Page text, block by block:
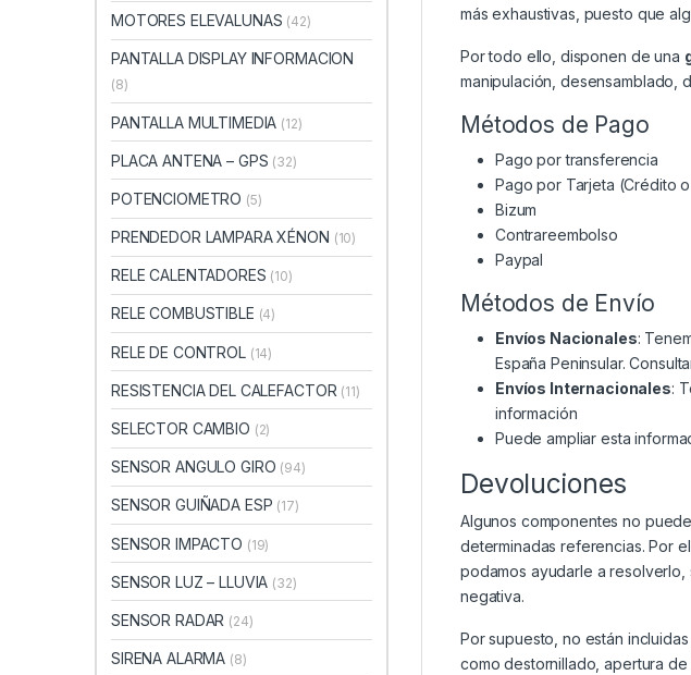
más exhaustivas, puesto que
Por todo ello, disponen de una
manipulación, desensamblado,
Métodos de Pago
Pago por transferencia
Pago por Tarjeta (Crédito
Bizum
Contrareembolso
Paypal
Métodos de Envío
Envíos Nacionales:
España Peninsular.
Envíos Internacionales:
información
Puede ampliar esta
Devoluciones
Algunos componentes no
determinadas referencias. Por
podamos ayudarle a
negativa.
Por supuesto, no están
como destornillado, apertura
MOTORES ELEVALUNAS (42)
PANTALLA DISPLAY INFORMACION
(8)
PANTALLA MULTIMEDIA (12)
PLACA ANTENA – GPS (32)
POTENCIOMETRO (5)
PRENDEDOR LAMPARA XÉNON (10)
RELE CALENTADORES (10)
RELE COMBUSTIBLE (4)
RELE DE CONTROL (14)
RESISTENCIA DEL CALEFACTOR (11)
SELECTOR CAMBIO (2)
SENSOR ANGULO GIRO (94)
SENSOR GUIÑADA ESP (17)
SENSOR IMPACTO (19)
SENSOR LUZ – LLUVIA (32)
SENSOR RADAR (24)
SIRENA ALARMA (8)